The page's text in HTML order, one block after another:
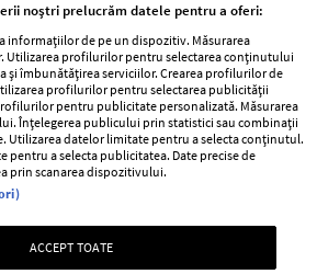
femei
Viva
Avantaje
Retete practice
Decizia ONJN nr. 821/25.09.2025.
sunt interzise minorilor.
noștri prelucrăm datele pentru a oferi:
informațiilor de pe un dispozitiv. Măsurarea
Utilizarea profilurilor pentru selectarea conținutului
și îmbunătățirea serviciilor. Crearea profilurilor de
profilurilor pentru selectarea publicității
pentru publicitate personalizată. Măsurarea
Înțelegerea publicului prin statistici sau combinații
Utilizarea datelor limitate pentru a selecta conținutul.
pentru a selecta publicitatea. Date precise de
prin scanarea dispozitivului.
ACCEPT TOATE